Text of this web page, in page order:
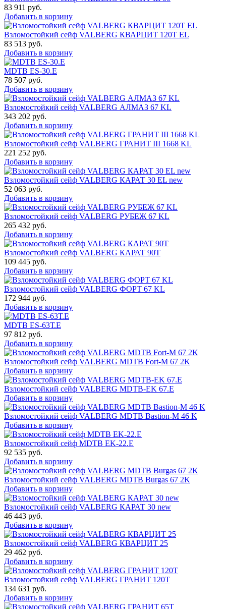
83 911 руб.
Добавить в корзину
Взломостойкий сейф VALBERG КВАРЦИТ 120Т EL
83 513 руб.
Добавить в корзину
MDTB ES-30.Е
78 507 руб.
Добавить в корзину
Взломостойкий сейф VALBERG АЛМАЗ 67 KL
343 202 руб.
Добавить в корзину
Взломостойкий сейф VALBERG ГРАНИТ III 1668 KL
221 252 руб.
Добавить в корзину
Взломостойкий сейф VALBERG КАРАТ 30 EL new
52 063 руб.
Добавить в корзину
Взломостойкий сейф VALBERG РУБЕЖ 67 KL
265 432 руб.
Добавить в корзину
Взломостойкий сейф VALBERG КАРАТ 90T
109 445 руб.
Добавить в корзину
Взломостойкий сейф VALBERG ФОРТ 67 KL
172 944 руб.
Добавить в корзину
MDTB ES-63Т.Е
97 812 руб.
Добавить в корзину
Взломостойкий сейф VALBERG MDTB Fort-M 67 2K
Добавить в корзину
Взломостойкий сейф VALBERG MDTB-EK 67.E
Добавить в корзину
Взломостойкий сейф VALBERG MDTB Bastion-M 46 K
Добавить в корзину
Взломостойкий сейф MDTB EK-22.E
92 535 руб.
Добавить в корзину
Взломостойкий сейф VALBERG MDTB Burgas 67 2K
Добавить в корзину
Взломостойкий сейф VALBERG КАРАТ 30 new
46 443 руб.
Добавить в корзину
Взломостойкий сейф VALBERG КВАРЦИТ 25
29 462 руб.
Добавить в корзину
Взломостойкий сейф VALBERG ГРАНИТ 120Т
134 631 руб.
Добавить в корзину